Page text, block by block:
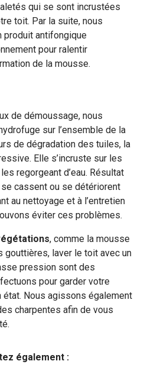
qui se sont incrustées
toit. Par la suite, nous
produit antifongique
pour ralentir
de la mousse.
de démoussage, nous
sur l’ensemble de la
de dégradation des tuiles, la
Elle s’incruste sur les
regorgeant d’eau. Résultat
cassent ou se détériorent
au nettoyage et à l’entretien
éviter ces problèmes.
, comme la mousse
gouttières, laver le toit avec un
pression sont des
pour garder votre
Nous agissons également
charpentes afin de vous
également :